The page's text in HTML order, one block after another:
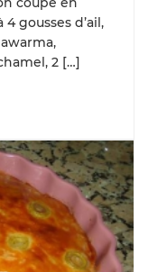
gousses d’ail,
2 […]